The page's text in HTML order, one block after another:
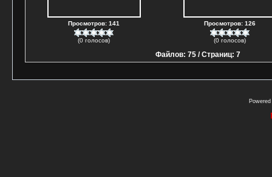
Просмотров: 141
(0 голосов)
Просмотров: 126
(0 голосов)
Файлов: 75 / Страниц: 7